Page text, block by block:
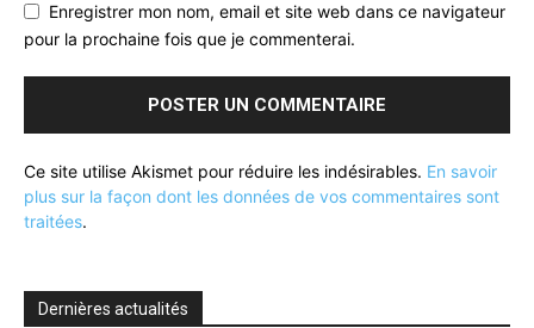
Enregistrer mon nom, email et site web dans ce navigateur
pour la prochaine fois que je commenterai.
Ce site utilise Akismet pour réduire les indésirables. En savoir
plus sur la façon dont les données de vos commentaires sont
traitées.
Dernières actualités